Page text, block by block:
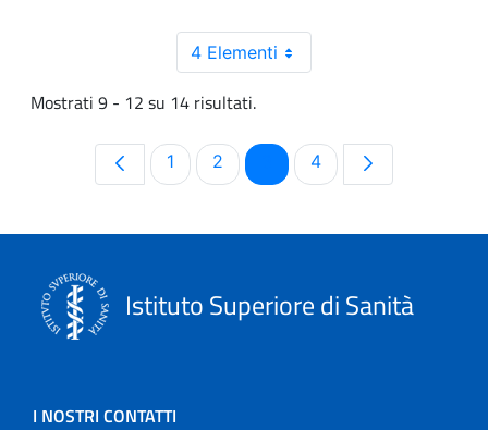
4 Elementi
Mostrati 9 - 12 su 14 risultati.
Pagina
1 Pagina
2 PaginaPagina
4
Istituto Superiore di Sanità
I NOSTRI CONTATTI